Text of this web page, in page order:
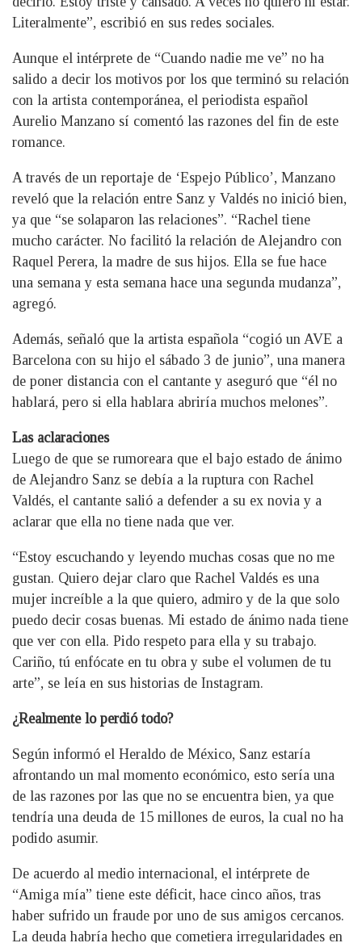
Literalmente”, escribió en sus redes sociales.
Aunque el intérprete de “Cuando nadie me ve” no ha
salido a decir los motivos por los que terminó su relación
con la artista contemporánea, el periodista español
Aurelio Manzano sí comentó las razones del fin de este
romance.
A través de un reportaje de ‘Espejo Público’, Manzano
reveló que la relación entre Sanz y Valdés no inició bien,
ya que “se solaparon las relaciones”. “Rachel tiene
mucho carácter. No facilitó la relación de Alejandro con
Raquel Perera, la madre de sus hijos. Ella se fue hace
una semana y esta semana hace una segunda mudanza”,
agregó.
Además, señaló que la artista española “cogió un AVE a
Barcelona con su hijo el sábado 3 de junio”, una manera
de poner distancia con el cantante y aseguró que “él no
hablará, pero si ella hablara abriría muchos melones”.
Las aclaraciones
Luego de que se rumoreara que el bajo estado de ánimo
de Alejandro Sanz se debía a la ruptura con Rachel
Valdés, el cantante salió a defender a su ex novia y a
aclarar que ella no tiene nada que ver.
“Estoy escuchando y leyendo muchas cosas que no me
gustan. Quiero dejar claro que Rachel Valdés es una
mujer increíble a la que quiero, admiro y de la que solo
puedo decir cosas buenas. Mi estado de ánimo nada tiene
que ver con ella. Pido respeto para ella y su trabajo.
Cariño, tú enfócate en tu obra y sube el volumen de tu
arte”, se leía en sus historias de Instagram.
¿Realmente lo perdió todo?
Según informó el Heraldo de México, Sanz estaría
afrontando un mal momento económico, esto sería una
de las razones por las que no se encuentra bien, ya que
tendría una deuda de 15 millones de euros, la cual no ha
podido asumir.
De acuerdo al medio internacional, el intérprete de
“Amiga mía” tiene este déficit, hace cinco años, tras
haber sufrido un fraude por uno de sus amigos cercanos.
La deuda habría hecho que cometiera irregularidades en